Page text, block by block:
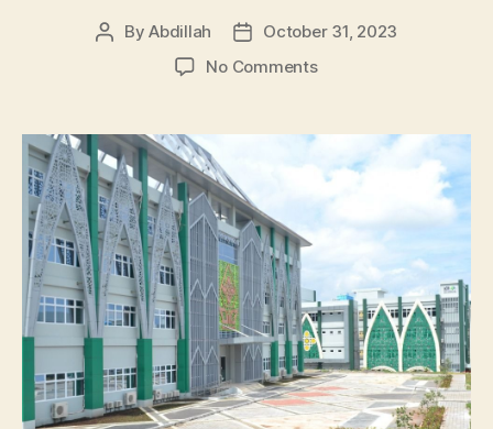
PostByAbdillah
Post
date
October 31, 2023
No Commentson
dan
Jalur
Masuk
Walisongo
Semarang